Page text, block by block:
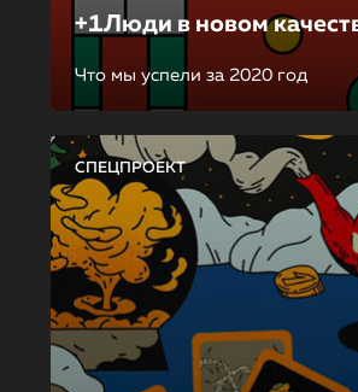
+1Люди в новом
Что мы успели за 2020 год
СПЕЦПРОЕКТ